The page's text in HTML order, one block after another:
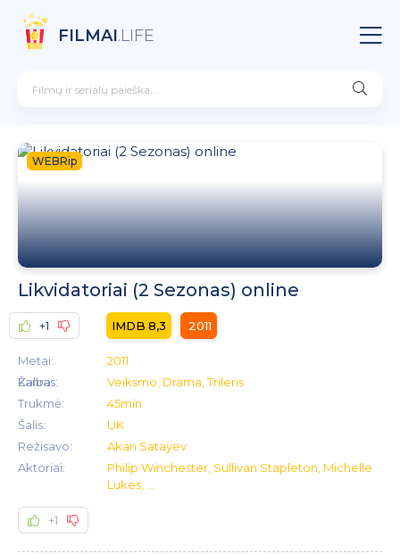
FILMAI.LIFE
WEBRip
Likvidatoriai (2 Sezonas) online
+1 8,3 2011
Metai:
2011
Kalba:
Žanras:
Veiksmo, Drama, Trileris
Trukmė:
45min
Šalis:
UK
Režisavo:
Akan Satayev
Aktoriai:
Philip Winchester, Sullivan Stapleton, Michelle
Lukes, ...
+1